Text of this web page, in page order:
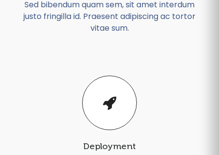
Sed bibendum quam sem, sit amet interdum
justo fringilla id. Praesent adipiscing ac tortor
vitae sum.
Deployment